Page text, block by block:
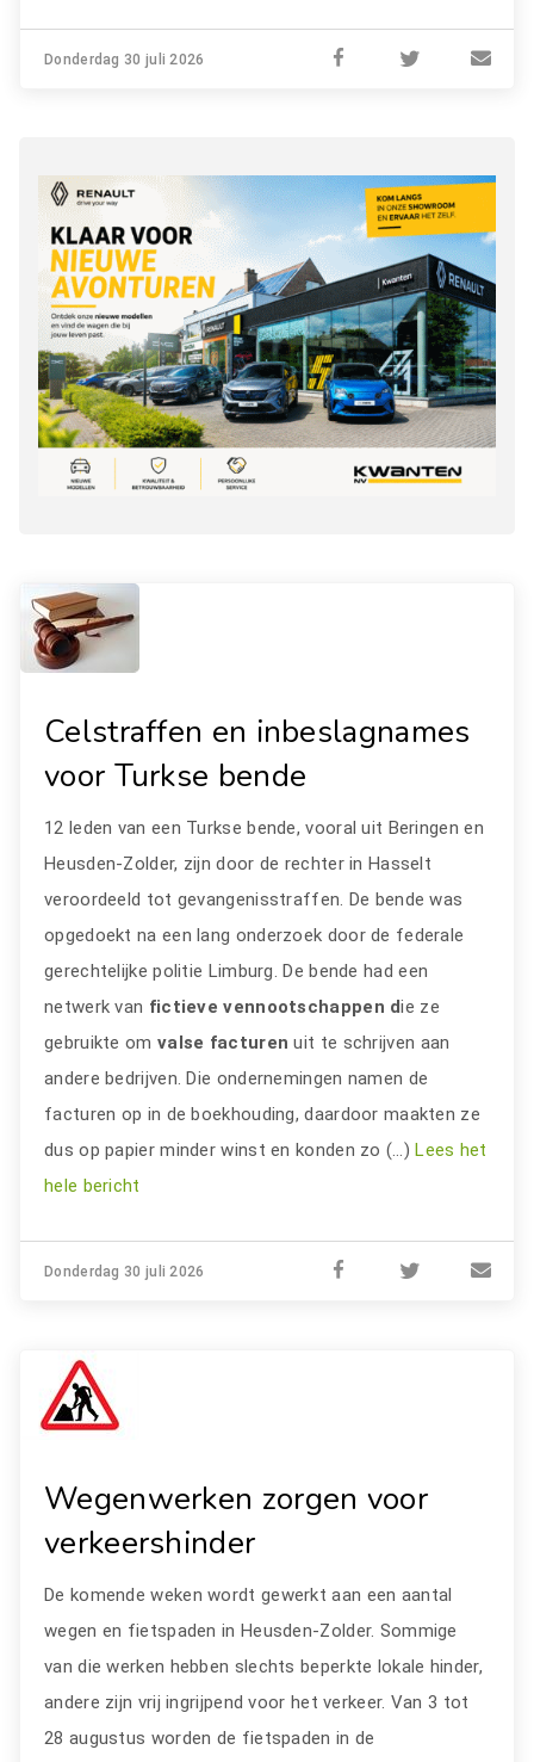
Donderdag 30 juli 2026
Celstraffen en inbeslagnames
voor Turkse bende
12 leden van een Turkse bende, vooral uit Beringen en
Heusden-Zolder, zijn door de rechter in Hasselt
veroordeeld tot gevangenisstraffen. De bende was
opgedoekt na een lang onderzoek door de federale
gerechtelijke politie Limburg. De bende had een
netwerk van fictieve vennootschappen die ze
gebruikte om valse facturen uit te schrijven aan
andere bedrijven. Die ondernemingen namen de
facturen op in de boekhouding, daardoor maakten ze
dus op papier minder winst en konden zo (…)Lees het
hele bericht
Donderdag 30 juli 2026
Wegenwerken zorgen voor
verkeershinder
De komende weken wordt gewerkt aan een aantal
wegen en fietspaden in Heusden-Zolder. Sommige
van die werken hebben slechts beperkte lokale hinder,
andere zijn vrij ingrijpend voor het verkeer. Van 3 tot
28 augustus worden de fietspaden in de